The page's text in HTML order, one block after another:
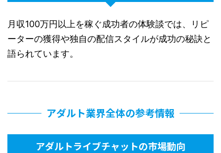
月収100万円以上を稼ぐ成功者の体験談では、リピ
ーターの獲得や独自の配信スタイルが成功の秘訣と
語られています。
アダルト業界全体の参考情報
アダルトライブチャットの市場動向